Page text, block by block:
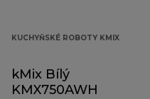
KUCHYŇSKÉ ROBOTY KMIX
kMix Bílý
KMX750AWH